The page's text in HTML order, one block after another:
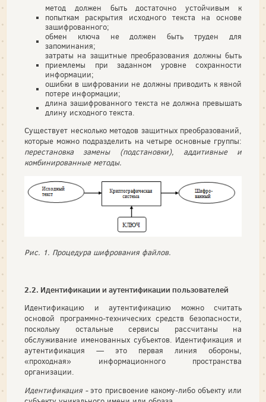
метод должен быть достаточно устойчивым к
попыткам раскрытия исходного текста на основе
зашифрованного;
обмен ключа не должен быть труден для
запоминания;
затраты на защитные преобразования должны быть
приемлемы при заданном уровне сохранности
информации;
ошибки в шифровании не должны приводить к явной
потере информации;
длина зашифрованного текста не должна превышать
длину исходного текста.
Существует несколько методов защитных преобразований,
которые можно подразделить на четыре основные группы:
перестановка замены (подстановки), аддитивные и
комбинированные методы.
Рис. 1. Процедура шифрования файлов.
2.2. Идентификации и аутентификации пользователей
Идентификацию и аутентификацию можно считать
основой программно-технических средств безопасности,
поскольку остальные сервисы рассчитаны на
обслуживание именованных субъектов. Идентификация и
аутентификация — это первая линия обороны,
«проходная» информационного пространства
организации.
Идентификация -это присвоение какому-либо объекту или